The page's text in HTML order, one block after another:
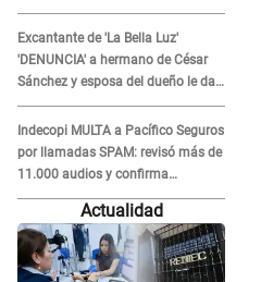
Excantante de 'La Bella Luz'
'DENUNCIA' a hermano de César
Sánchez y esposa del dueño le da
INDIGNANTE respuesta: "Ellos son
así, tranquila"
Indecopi MULTA a Pacífico Seguros
por llamadas SPAM: revisó más de
11.000 audios y confirma
SANCIÓN
Actualidad